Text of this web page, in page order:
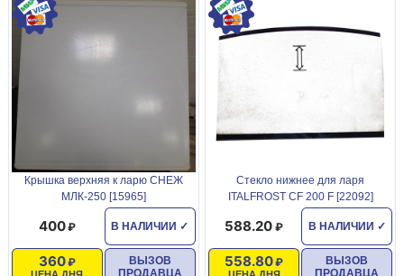
Крышка верхняя к ларю СНЕЖ
МЛК-250 [15965]
В НАЛИЧИИ ✓
400
ЦЕНА ДНЯ
360
ВЫЗОВ
ПРОДАВЦА
Стекло нижнее для ларя
ITALFROST СF 200 F [22092]
В НАЛИЧИИ ✓
588.20
ЦЕНА ДНЯ
558.80
ВЫЗОВ
ПРОДАВЦА